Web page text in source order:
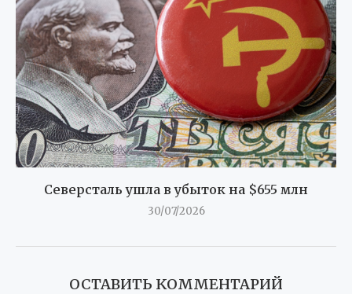
Северсталь ушла в убыток на $655 млн
30/07/2026
ОСТАВИТЬ КОММЕНТАРИЙ